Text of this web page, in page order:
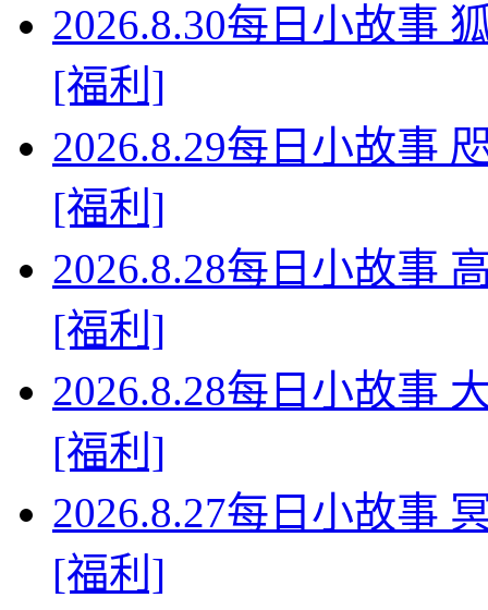
2026.8.30每日小故事
[福利]
2026.8.29每日小故事
[福利]
2026.8.28每日小故事
[福利]
2026.8.28每日小故事
[福利]
2026.8.27每日小故事
[福利]